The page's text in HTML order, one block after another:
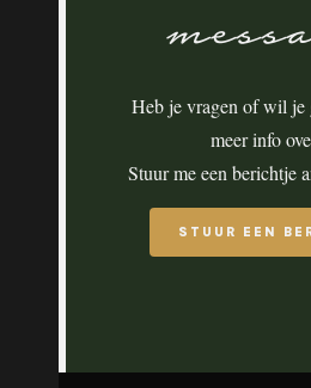
Heb je vragen of wil je
meer info
Stuur me een berichtje
STUUR EEN